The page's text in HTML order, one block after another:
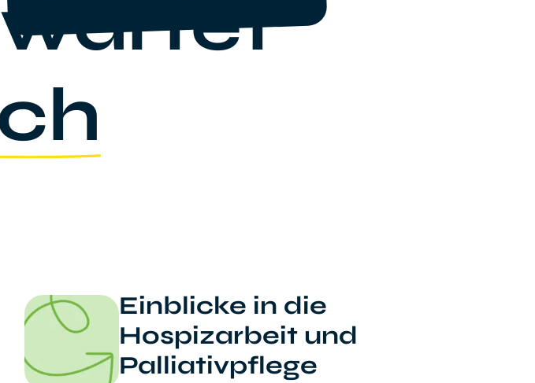
Einblicke in die
Hospizarbeit und
Palliativpflege